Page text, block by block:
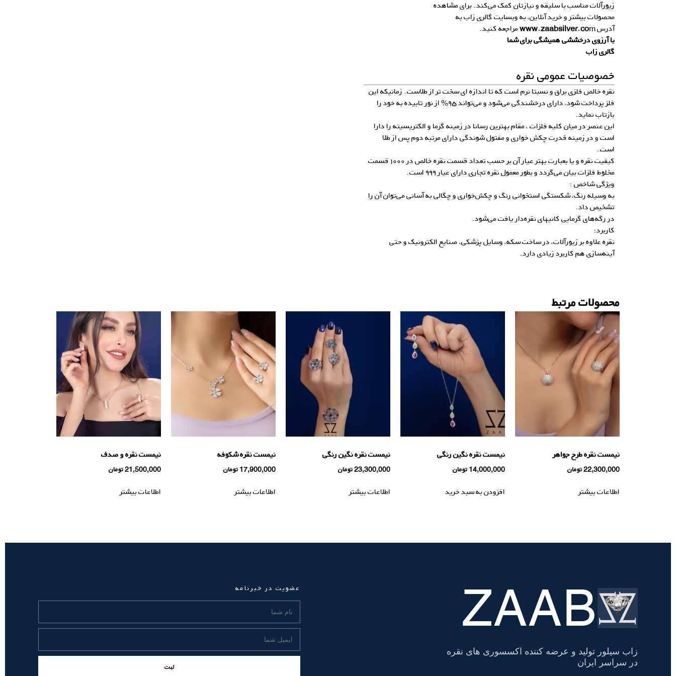
زیورآلات مناسب با سلیقه و نیازتان کمک می‌کند. برای مشاهده
محصولات بیشتر و خرید آنلاین، به وبسایت گالری زاب به
آدرس
www.zaabsilver.com
مراجعه کنید.
با آرزوی درخششی همیشگی برای شما
گالری زاب
خصوصیات عمومی نقره
نقره خالص فلزی براق و نسبتا نرم است که تا اندازه ای سخت تر از طلاست. زمانیکه این
فلز پرداخت شود، دارای درخشندگی می‌شود و می‌تواند ۹۵% از نور تابیده به خود را
بازتاب نماید.
این عنصر در میان کلیه فلزات ، مقام بهترین رسانا در زمینه گرما و الکتریسیته را دارا
است و در زمینه قدرت چکش خواری و مفتول شوندگی دارای مرتبه دوم پس از طلا
است.
کیفیت نقره و یا بعبارت بهتر عیار آن بر حسب تعداد قسمت نقره خالص در ۱۰۰۰ قسمت
مخلوط فلزات بیان می‌گردد و بطور معمول نقره تجاری دارای عیار ۹۹۹ است.
ویژگی شاخص :
به وسیله رنگ، شکستگی استخوانی رنگ و چکش‌خواری و چگالی به آسانی می‌توان آن را
تشخیص داد.
در رگه‌های گرمایی کانیهای نقره‌دار یافت می‌شود.
کاربرد:
نقره علاوه بر زیورآلات، در ساخت سکه، وسایل پزشکی، صنایع الکترونیک و حتی
آینه‌سازی هم کاربرد زیادی دارد.
محصولات مرتبط
نیمست نقره طرح جواهر
22,300,000تومان
اطلاعات بیشتر
نیمست نقره نگين رنگى
14,000,000 تومان
افزودن به سبد خرید
نیمست نقره نگین رنگی
23,300,000تومان
اطلاعات بیشتر
نیمست نقره شکوفه
17,900,000 تومان
اطلاعات بیشتر
نیمست نقره و صدف
21,500,000تومان
اطلاعات بیشتر
تسویه
حساب ZAAB
زاب سیلور تولید و عرضه کننده اکسسوری های نقره
در سراسر ایران
عضویت در خبرنامه
ثبت